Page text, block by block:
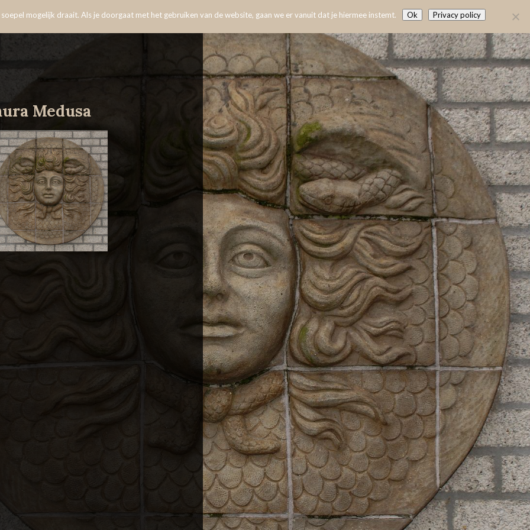
Medusa
mogelijk draait. Als je doorgaat met het gebruiken van de website, gaan we er vanuit dat je hiermee instemt. Ok Privacy policy